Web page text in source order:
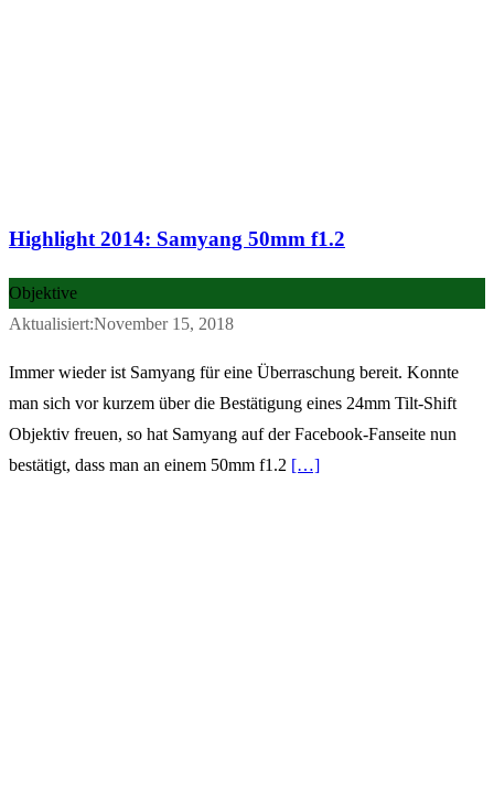
Highlight 2014: Samyang 50mm f1.2
Objektive
Aktualisiert:November 15, 2018
Immer wieder ist Samyang für eine Überraschung bereit. Konnte
man sich vor kurzem über die Bestätigung eines 24mm Tilt-Shift
Objektiv freuen, so hat Samyang auf der Facebook-Fanseite nun
bestätigt, dass man an einem 50mm f1.2 […]